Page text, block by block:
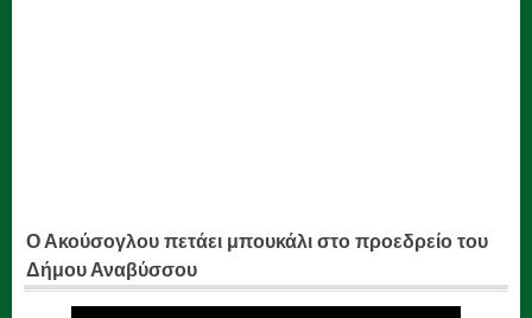
Ο Ακούσογλου πετάει μπουκάλι στο προεδρείο του
Δήμου Αναβύσσου